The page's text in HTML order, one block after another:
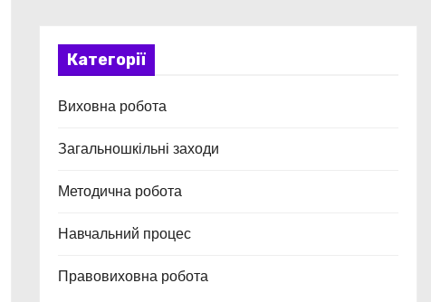
Категорії
Виховна робота
Загальношкільні заходи
Методична робота
Навчальний процес
Правовиховна робота